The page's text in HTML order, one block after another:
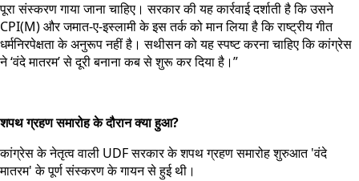
पूरा संस्करण गाया जाना चाहिए। सरकार की यह कार्रवाई दर्शाती है कि उसने
CPI(M) और जमात-ए-इस्लामी के इस तर्क को मान लिया है कि राष्ट्रीय गीत
धर्मनिरपेक्षता के अनुरूप नहीं है। सथीसन को यह स्पष्ट करना चाहिए कि कांग्रेस
ने ‘वंदे मातरम’ से दूरी बनाना कब से शुरू कर दिया है।”
शपथ ग्रहण समारोह के दौरान क्या हुआ?
कांग्रेस के नेतृत्व वाली UDF सरकार के शपथ ग्रहण समारोह शुरुआत 'वंदे
मातरम' के पूर्ण संस्करण के गायन से हुई थी।